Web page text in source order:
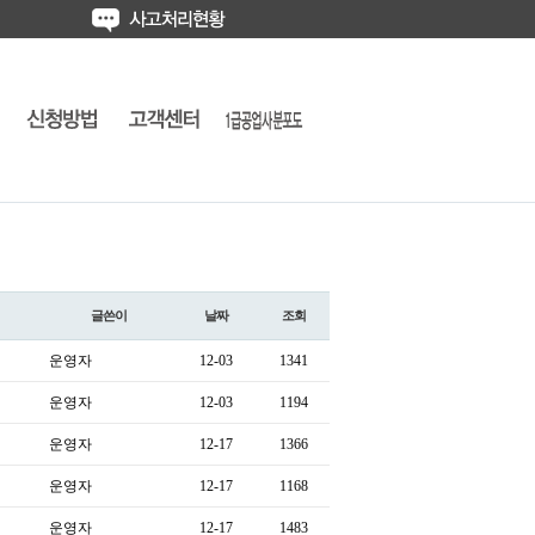
글쓴이 날짜 조회
운영자 12-03 1341
운영자 12-03 1194
운영자 12-17 1366
운영자 12-17 1168
운영자 12-17 1483